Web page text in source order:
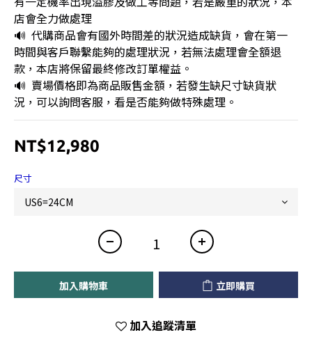
店會全力做處理
🔊  代購商品會有國外時間差的狀況造成缺貨，會在第一
時間與客戶聯繫能夠的處理狀況，若無法處理會全額退
款，本店將保留最終修改訂單權益。
🔊  賣場價格即為商品販售金額，若發生缺尺寸缺貨狀
況，可以詢問客服，看是否能夠做特殊處理。
NT$12,980
尺寸
加入購物車 立即購買
加入追蹤清單